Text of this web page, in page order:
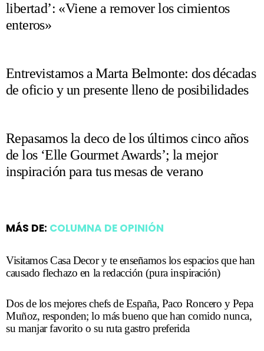
libertad’: «Viene a remover los cimientos
enteros»
Entrevistamos a Marta Belmonte: dos décadas
de oficio y un presente lleno de posibilidades
Repasamos la deco de los últimos cinco años
de los ‘Elle Gourmet Awards’; la mejor
inspiración para tus mesas de verano
MÁS DE: COLUMNA DE OPINIÓN
Visitamos Casa Decor y te enseñamos los espacios que han
causado flechazo en la redacción (pura inspiración)
Dos de los mejores chefs de España, Paco Roncero y Pepa
Muñoz, responden; lo más bueno que han comido nunca,
su manjar favorito o su ruta gastro preferida